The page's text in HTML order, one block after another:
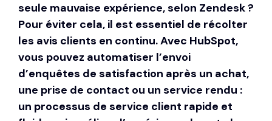
seule mauvaise expérience, selon Zendesk ?
Pour éviter cela, il est essentiel de récolter
les avis clients en continu. Avec HubSpot,
vous pouvez automatiser l’envoi
d’enquêtes de satisfaction après un achat,
une prise de contact ou un service rendu :
un processus de service client rapide et